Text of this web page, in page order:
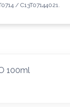
/ C13T07144021.
100ml